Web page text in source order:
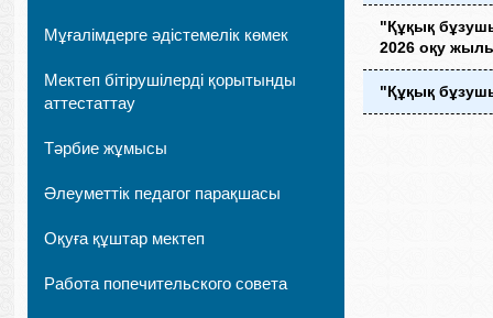
Мұғалімдерге әдістемелік көмек
Мектеп бітірушілерді қорытынды
аттестаттау
Тәрбие жұмысы
Әлеуметтік педагог парақшасы
Оқуға құштар мектеп
Работа попечительского совета
"Құқық
2026 оқу
"Құқық